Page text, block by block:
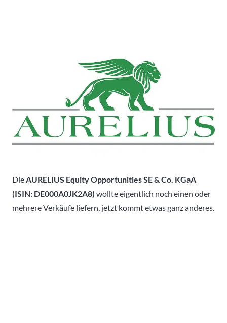
DieAURELIUS Equity Opportunities SE & Co. KGaA
(ISIN: DE000A0JK2A8) wollte eigentlich noch einen oder
mehrere Verkäufe liefern, jetzt kommt etwas ganz anderes.